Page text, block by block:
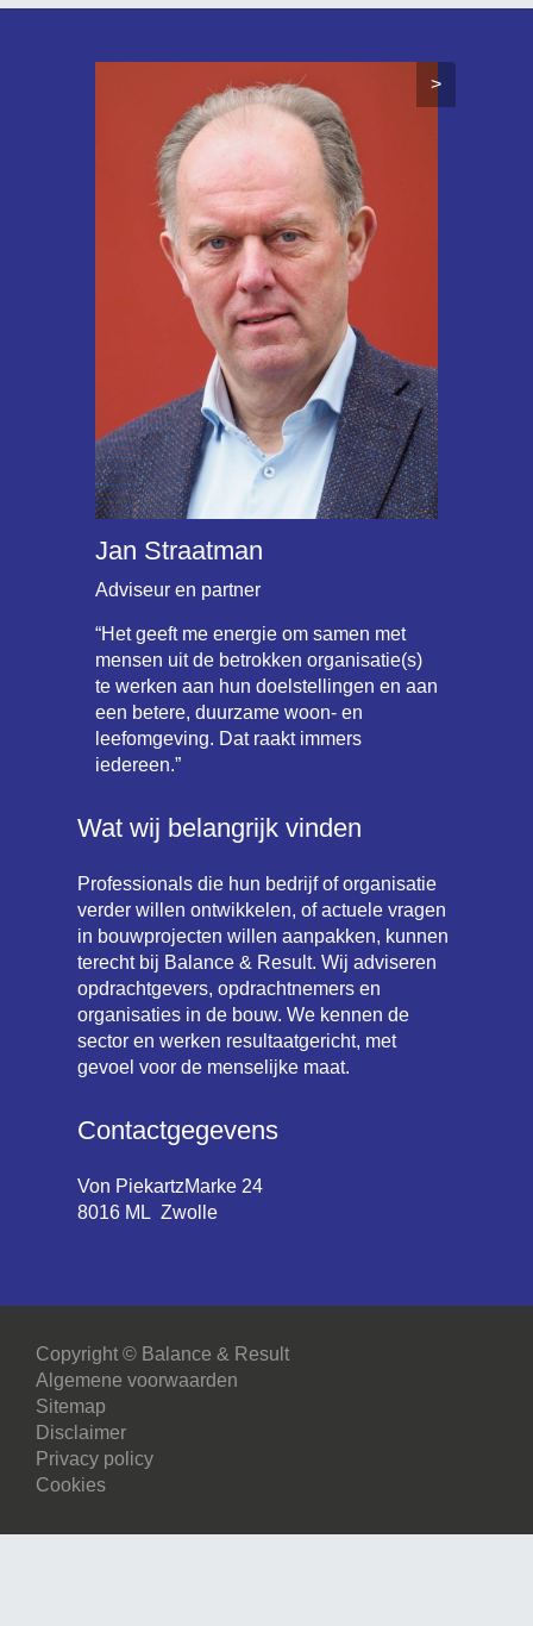
Jan Straatman
Adviseur en partner
“Het geeft me energie om samen met
mensen uit de betrokken organisatie(s)
te werken aan hun doelstellingen en aan
een betere, duurzame woon- en
leefomgeving. Dat raakt immers
iedereen.”
>
Wat wij belangrijk vinden
Professionals die hun bedrijf of organisatie
verder willen ontwikkelen, of actuele vragen
in bouwprojecten willen aanpakken, kunnen
terecht bij Balance & Result. Wij adviseren
opdrachtgevers, opdrachtnemers en
organisaties in de bouw. We kennen de
sector en werken resultaatgericht, met
gevoel voor de menselijke maat.
Contactgegevens
Von PiekartzMarke 24
8016 ML Zwolle
Copyright © Balance & Result
Algemene voorwaarden
Sitemap
Disclaimer
Privacy policy
Cookies